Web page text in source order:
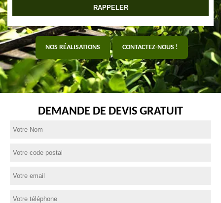
NOS RÉALISATIONS CONTACTEZ-NOUS !
DEMANDE DE DEVIS GRATUIT